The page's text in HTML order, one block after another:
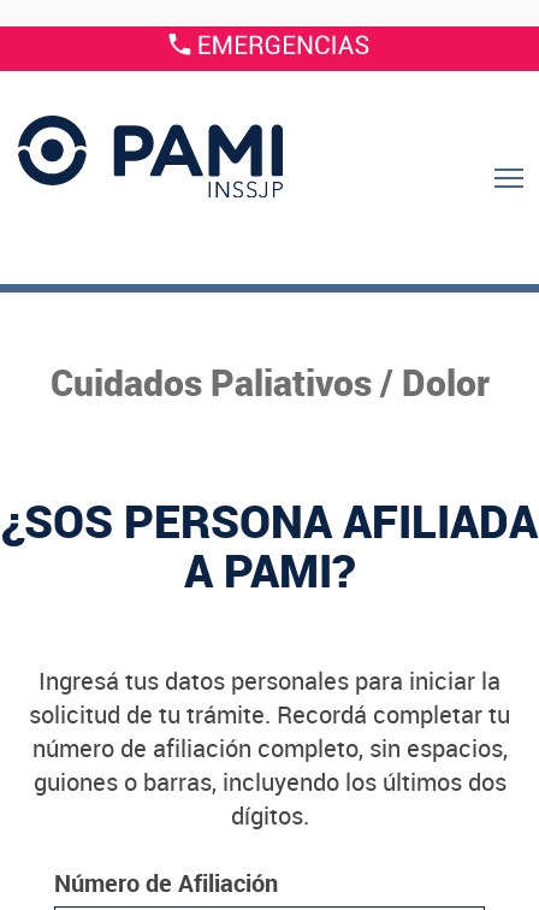
Cuidados Paliativos / Dolor
¿SOS PERSONA AFILIADA
A PAMI?
Ingresá tus datos personales para iniciar la
solicitud de tu trámite. Recordá completar tu
número de afiliación completo, sin espacios,
guiones o barras, incluyendo los últimos dos
dígitos.
Número de Afiliación